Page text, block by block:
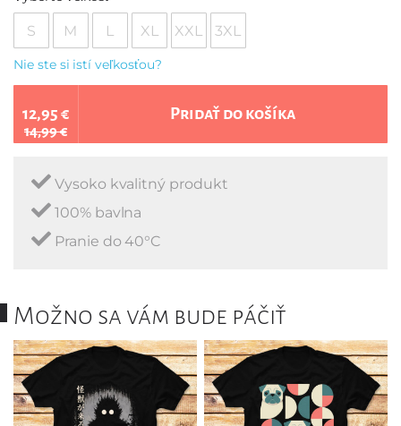
S M L XL XXL 3XL
Nie ste si istí veľkosťou?
12,95 €
14,99 €
Pridať do košíka
Vysoko kvalitný produkt
100% bavlna
Pranie do 40°C
Možno sa vám bude páčiť